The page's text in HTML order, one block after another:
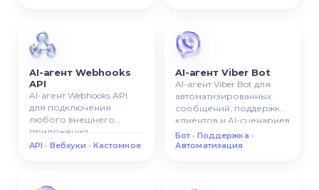
AI-агент Webhooks
API
AI-агент Webhooks API
для подключения
любого внешнего
приложения,
кастомного API,
API · Вебхуки · Кастомное
AI-агент Viber Bot
AI-агент Viber Bot для
автоматизированных
сообщений, поддержки
клиентов и AI-сценариев
общение.
Бот · Поддержка ·
Автоматизация